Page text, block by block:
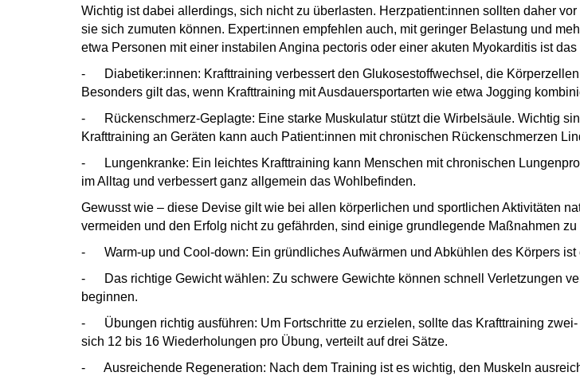
Wichtig ist dabei allerdings, sich nicht zu überlasten. Herzpatient:innen sollten daher
sie sich zumuten können. Expert:innen empfehlen auch, mit geringer Belastung und
etwa Personen mit einer instabilen Angina pectoris oder einer akuten Myokarditis ist
- Diabetiker:innen: Krafttraining verbessert den Glukosestoffwechsel, die
Besonders gilt das, wenn Krafttraining mit Ausdauersportarten wie etwa Jogging
- Rückenschmerz-Geplagte: Eine starke Muskulatur stützt die Wirbelsäule. Wichtig
Krafttraining an Geräten kann auch Patient:innen mit chronischen Rückenschmerzen
- Lungenkranke: Ein leichtes Krafttraining kann Menschen mit chronischen
im Alltag und verbessert ganz allgemein das Wohlbefinden.
Gewusst wie – diese Devise gilt wie bei allen körperlichen und sportlichen Aktivitäten
vermeiden und den Erfolg nicht zu gefährden, sind einige grundlegende Maßnahmen zu
-
Warm-up und Cool-down: Ein gründliches Aufwärmen und Abkühlen des Körpers
- Das richtige Gewicht wählen: Zu schwere Gewichte können schnell Verletzungen
beginnen.
- Übungen richtig ausführen: Um Fortschritte zu erzielen, sollte das Krafttraining
sich 12 bis 16 Wiederholungen pro Übung, verteilt auf drei Sätze.
- Ausreichende Regeneration: Nach dem Training ist es wichtig, den Muskeln